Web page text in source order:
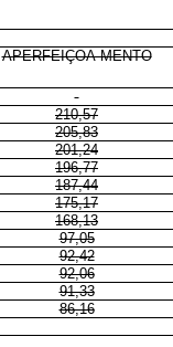
APERFEIÇOA-MENTO
210,57
205,83
201,24
196,77
187,44
175,17
168,13
97,05
92,42
92,06
91,33
86,16